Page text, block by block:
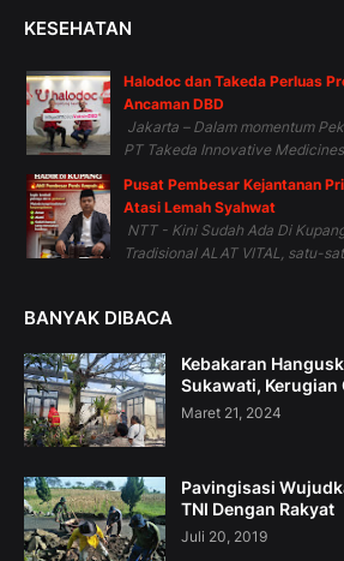
KESEHATAN
Halodoc dan Takeda Perluas
Ancaman DBD
Jakarta – Dalam momentum
PT Takeda Innovative
Pusat Pembesar Kejantanan
Atasi Lemah Syahwat
NTT - Kini Sudah Ada Di
Tradisional ALAT VITAL, satu-
BANYAK DIBACA
Kebakaran
Sukawati, Kerugian
Maret 21, 2024
Pavingisasi
TNI Dengan Rakyat
Juli 20, 2019